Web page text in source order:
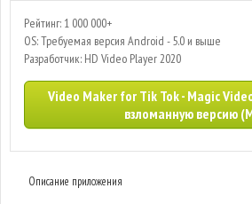
Рейтинг: 1 000 000+
OS: Требуемая версия Android - 5.0 и выше
Разработчик: HD Video Player 2020
Video Maker for Tik Tok - Magic
взломанную версию
Описание приложения